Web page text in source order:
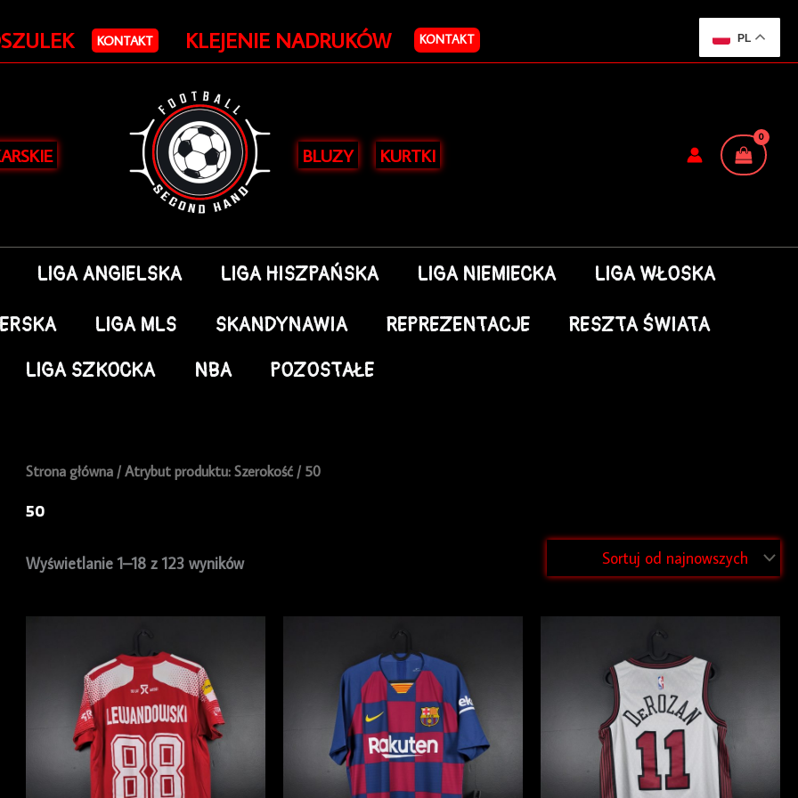
KONTAKT KLEJENIE NADRUKÓW KONTAKT
BLUZY KURTKI
LIGA ANGIELSKA LIGA HISZPAŃSKA LIGA NIEMIECKA LIGA WŁOSKA
LIGA MLS SKANDYNAWIA REPREZENTACJE
RESZTA ŚWIATA
LIGA SZKOCKA
NBA POZOSTAŁE
Strona główna / Atrybut produktu: Szerokość / 50
50
Wyświetlanie 1–18 z 123 wyników
najnowszych PL